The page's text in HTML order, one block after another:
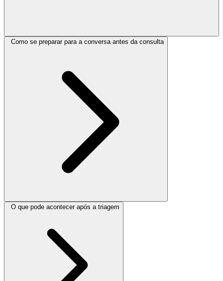
Como se preparar para a conversa antes da consulta
O que pode acontecer após a triagem